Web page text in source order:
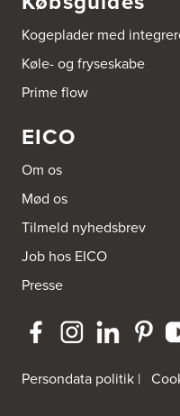
Kogeplader med
Køle- og fryseskabe
Prime flow
EICO
Om os
Mød os
Tilmeld nyhedsbrev
Job hos EICO
Presse
Persondata politik |